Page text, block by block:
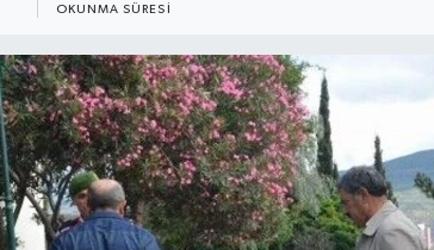
OKUNMA SÜRESI